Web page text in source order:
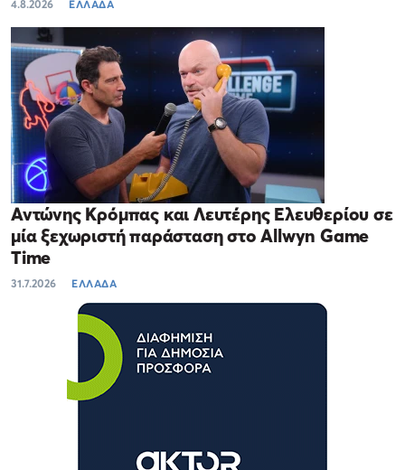
4.8.2026 ΕΛΛΑΔΑ
Αντώνης Κρόμπας και Λευτέρης Ελευθερίου σε
μία ξεχωριστή παράσταση στο Allwyn Game
Time
31.7.2026 ΕΛΛΑΔΑ